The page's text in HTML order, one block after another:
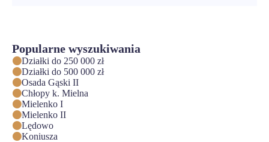
Popularne wyszukiwania
Działki do 250 000 zł
Działki do 500 000 zł
Osada Gąski II
Chłopy k. Mielna
Mielenko I
Mielenko II
Lędowo
Koniusza